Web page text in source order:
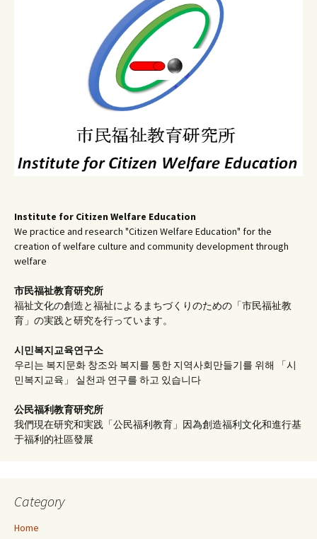
Institute for Citizen Welfare Education
We practice and research "Citizen Welfare Education" for the
creation of welfare culture and community development through
welfare
市民福祉教育研究所
福祉文化の創造と福祉によるまちづくりのための「市民福祉教
育」の実践と研究を行っています。
시민복지교육연구소
우리는 복지문화 창조와 복지를 통한 지역사회만들기를 위해 「시
민복지교육」 실천과 연구를 하고 있습니다
公民福利教育研究所
我們現在研究和実践「公民福利教育」因為創造福利文化和進行基
于福利的社區發展
Category
Home